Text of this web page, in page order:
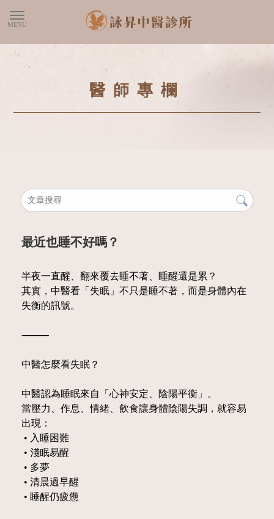
醫師專欄
最近也睡不好嗎？
半夜一直醒、翻來覆去睡不著、睡醒還是累？
其實，中醫看「失眠」不只是睡不著，而是身體內在
失衡的訊號。
⸻
中醫怎麼看失眠？
中醫認為睡眠來自「心神安定、陰陽平衡」。
當壓力、作息、情緒、飲食讓身體陰陽失調，就容易
出現：
• 入睡困難
• 淺眠易醒
• 多夢
• 清晨過早醒
• 睡醒仍疲憊